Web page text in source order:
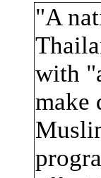
"A
with
make